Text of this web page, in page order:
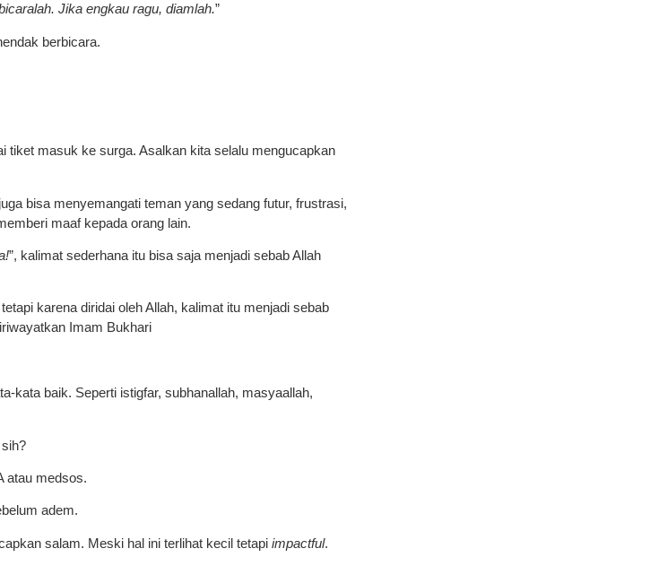
Jika engkau ragu, diamlah.”
berbicara.
tiket masuk ke surga. Asalkan kita selalu mengucapkan
bisa menyemangati teman yang sedang futur, frustrasi,
maaf kepada orang lain.
”, kalimat sederhana itu bisa saja menjadi sebab Allah
karena diridai oleh Allah, kalimat itu menjadi sebab
Imam Bukhari
kata baik. Seperti istigfar, subhanallah, masyaallah,
atau medsos.
adem.
salam. Meski hal ini terlihat kecil tetapi impactful.